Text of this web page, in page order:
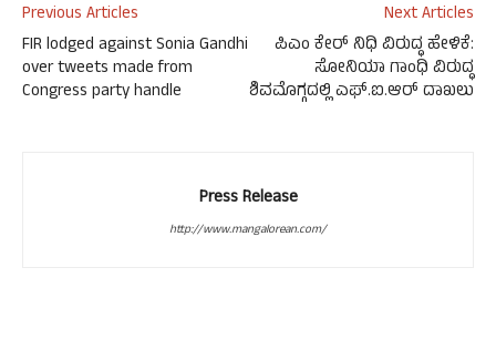
Previous Articles
FIR lodged against Sonia Gandhi
over tweets made from
Congress party handle
Next Articles
ಪಿಎಂ ಕೇರ್ ನಿಧಿ ವಿರುದ್ಧ ಹೇಳಿಕೆ:
ಸೋನಿಯಾ ಗಾಂಧಿ ವಿರುದ್ಧ
ಶಿವಮೊಗ್ಗದಲ್ಲಿ ಎಫ್.ಐ.ಆರ್ ದಾಖಲು
Press Release
http://www.mangalorean.com/